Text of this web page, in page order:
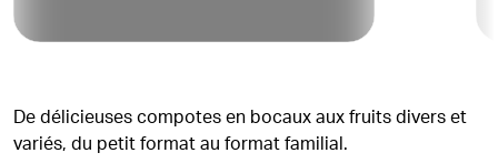
De délicieuses compotes en bocaux aux fruits divers et
variés, du petit format au format familial.